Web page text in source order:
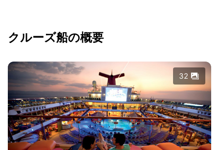
クルーズ船の概要
32